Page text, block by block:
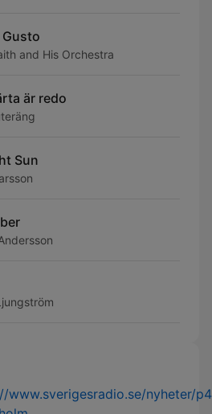
and His Orchestra
är redo
Sun
www.sverigesradio.se/nyheter/